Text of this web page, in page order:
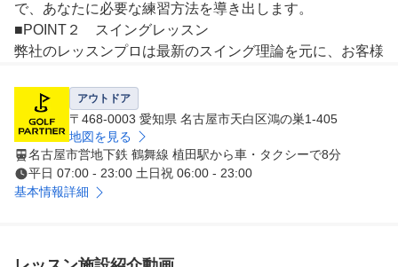
で、あなたに必要な練習方法を導き出します。
■POINT２　スイングレッスン
弊社のレッスンプロは最新のスイング理論を元に、お客様
で上達をサポートします。
■POINT３　クラブフィッティング
現在のクラブが合っているか、レッスンプロがチェックい
たします。また、次のステップに向けて使うべきクラブも
合わせてご提案いたします。
■POINT４　筋力・柔軟性
わせて提案します。
アウトドア
〒468-0003 愛知県 名古屋市天白区鴻の巣1-405
地図を見る
名古屋市営地下鉄 鶴舞線 植田駅から車・タクシーで8分
平日 07:00 - 23:00 土日祝 06:00 - 23:00
基本情報詳細